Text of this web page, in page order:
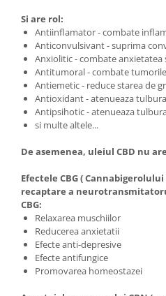
Si are rol:
Antiinflamator - combate
Anticonvulsivant - suprima
Anxiolitic - combate anxietatea
Antitumoral - combate
Antiemetic - reduce starea de
Antioxidant - atenueaza
Antipsihotic - atenueaza
si multe altele...
De asemenea, uleiul CBD nu
Efectele CBG (
recaptare a
CBG:
Relaxarea muschiilor
Reducerea anxietatii
Efecte anti-depresive
Efecte antifungice
Promovarea homeostazei